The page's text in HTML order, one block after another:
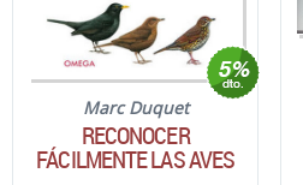
Marc Duquet
RECONOCER
FÁCILMENTE LAS AVES